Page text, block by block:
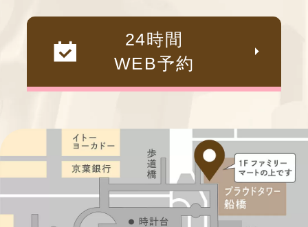
24時間
WEB予約